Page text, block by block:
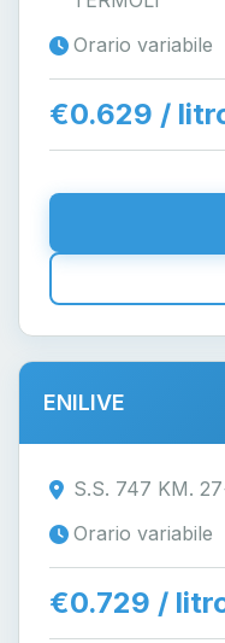
Orario variabile
€0.629 /
ENILIVE
S.S. 747 KM.
Orario variabile
€0.729 /